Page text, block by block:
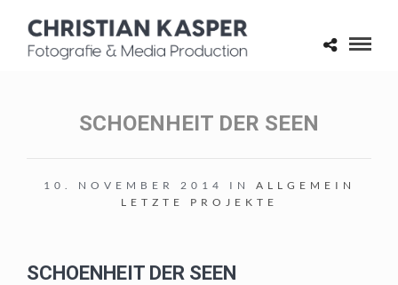
SCHOENHEIT DER SEEN
10. NOVEMBER 2014 IN ALLGEMEIN
LETZTE PROJEKTE
SCHOENHEIT DER SEEN